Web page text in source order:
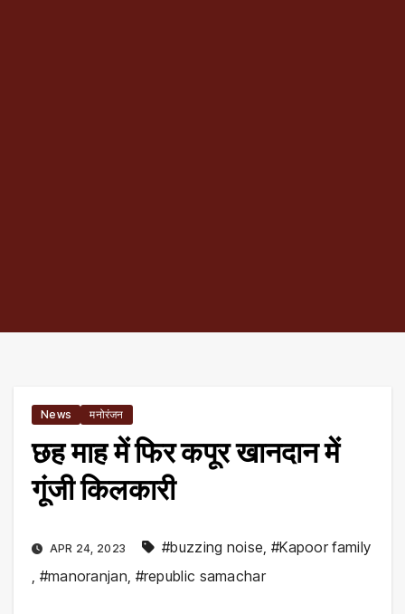
News मनोरंजन
छह माह में फिर कपूर खानदान में
गूंजी किलकारी
APR 24, 2023 #buzzing noise, #Kapoor family
, #manoranjan, #republic samachar